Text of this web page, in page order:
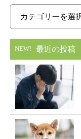
NEW! 最近の投稿